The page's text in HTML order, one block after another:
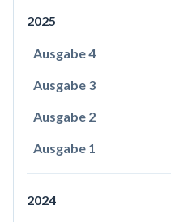
2025
Ausgabe 4
Ausgabe 3
Ausgabe 2
Ausgabe 1
2024